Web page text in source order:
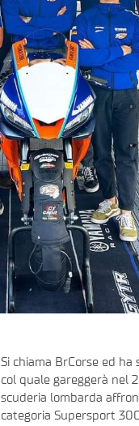
Si chiama BrCorse ed ha
col quale gareggerà nel
scuderia lombarda
categoria Supersport